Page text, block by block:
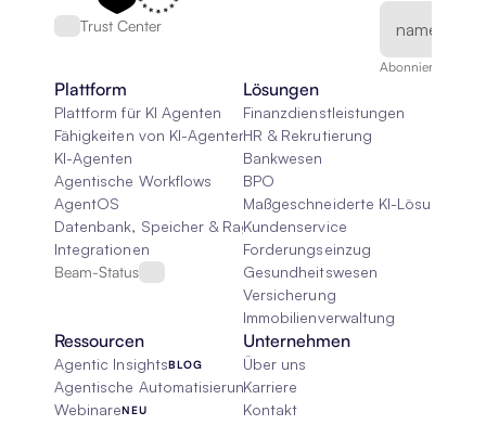
Trust Center
Abonnieren Sie
Plattform
Plattform für KI Agenten
Fähigkeiten von KI-Agenten
KI-Agenten
Agentische Workflows
AgentOS
Datenbank, Speicher & Rag
Integrationen
Beam-Status
Lösungen
Finanzdienstleistungen
HR & Rekrutierung
Bankwesen
BPO
Maßgeschneiderte KI-Lösungen
Kundenservice
Forderungseinzug
Gesundheitswesen
Versicherung
Immobilienverwaltung
Ressourcen
Agentic InsightsBLOG
Agentische Automatisierung 101
WebinareNEU
Unternehmen
Über uns
Karriere
Kontakt